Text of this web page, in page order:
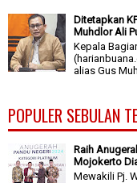
Ditetapkan
Muhdlor Ali
Kepala
alias Gus
POPULER SEBULAN
Raih
Mojokerto
Mewakili Pj.